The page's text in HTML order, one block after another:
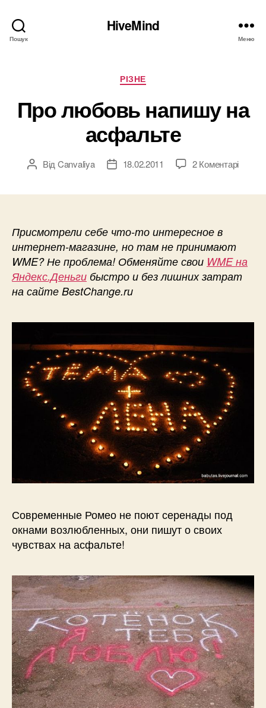
Пошук
HiveMind
Меню
Категорії
РІЗНЕ
Про любовь напишу на
асфальте
Автор
Від Canvaliya
Дата18.02.2011 2 Коментарідо
Присмотрели себе что-то интересное в
интернет-магазине, но там не принимают
WME? Не проблема! Обменяйте свои WME на
Яндекс.Деньги быстро и без лишних затрат
на сайте BestChange.ru
Современные Ромео не поют серенады под
окнами возлюбленных, они пишут о своих
чувствах на асфальте!